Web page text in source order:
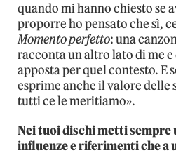
quando mi hanno chiesto se
proporre ho pensato che sì,
Momento perfetto: una
racconta un altro lato di me
apposta per quel contesto. E
esprime anche il valore delle
tutti ce le meritiamo».
Nei tuoi dischi metti sempre
influenze e riferimenti che a